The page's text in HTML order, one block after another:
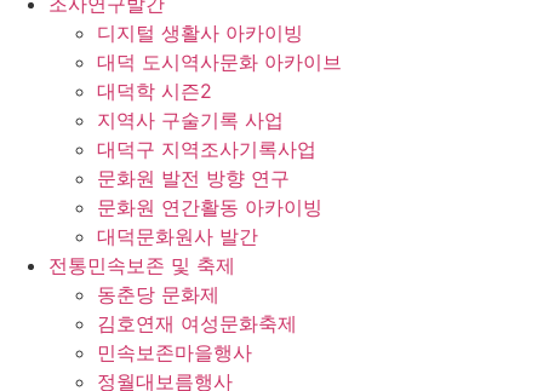
디지털 생활사 아카이빙
대덕 도시역사문화 아카이브
대덕학 시즌2
지역사 구술기록 사업
대덕구 지역조사기록사업
문화원 발전 방향 연구
문화원 연간활동 아카이빙
대덕문화원사 발간
전통민속보존 및 축제
동춘당 문화제
김호연재 여성문화축제
민속보존마을행사
정월대보름행사